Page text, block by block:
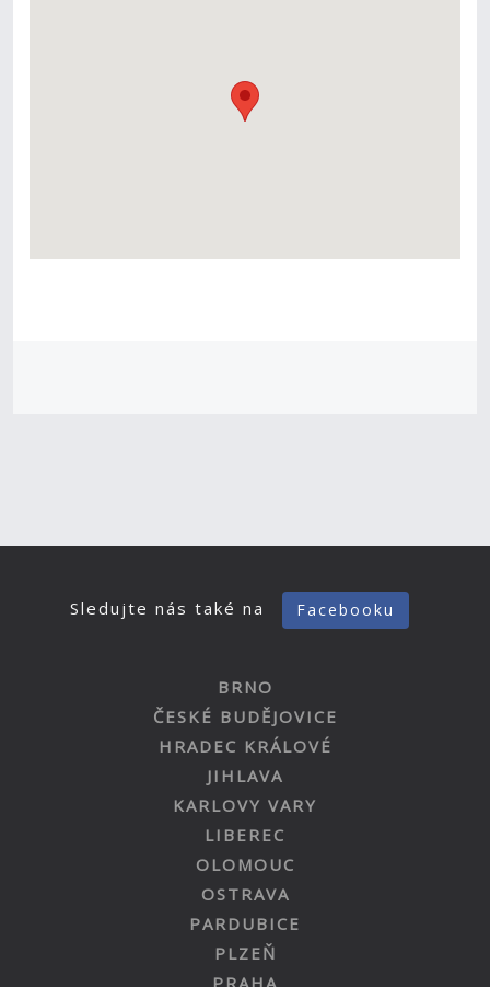
Sledujte nás také na Facebooku
BRNO
ČESKÉ BUDĚJOVICE
HRADEC KRÁLOVÉ
JIHLAVA
KARLOVY VARY
LIBEREC
OLOMOUC
OSTRAVA
PARDUBICE
PLZEŇ
PRAHA